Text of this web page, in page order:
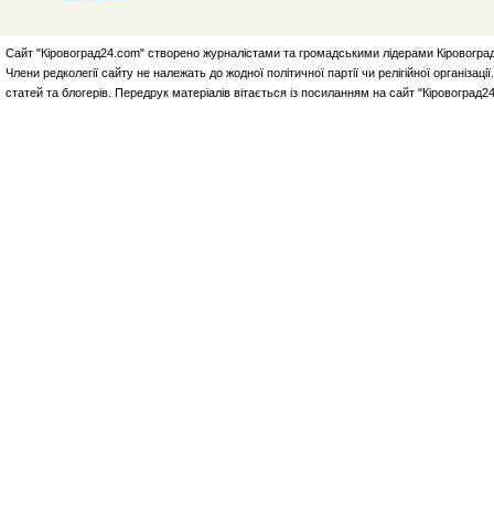
Сайт "Кіровоград24.com" створено журналістами та громадськими лідерами
Члени редколегії сайту не належать до жодної політичної партії чи релігійної
статей та блогерів. Передрук матеріалів вітається із посиланням на сайт